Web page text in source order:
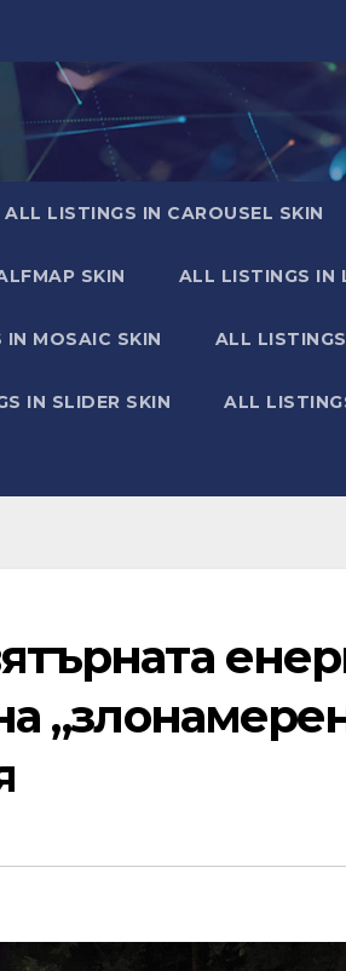
ALL LISTINGS IN CAROUSEL SKIN
SKIN ALL LISTINGS IN
MOSAIC SKIN ALL
IN SLIDER SKIN ALL